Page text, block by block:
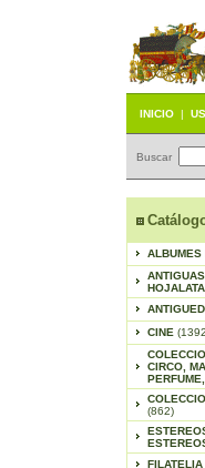
INICIO |
Buscar
ALBUMES
HOJALATA
CINE
CIRCO,
(862)
FILATELIA